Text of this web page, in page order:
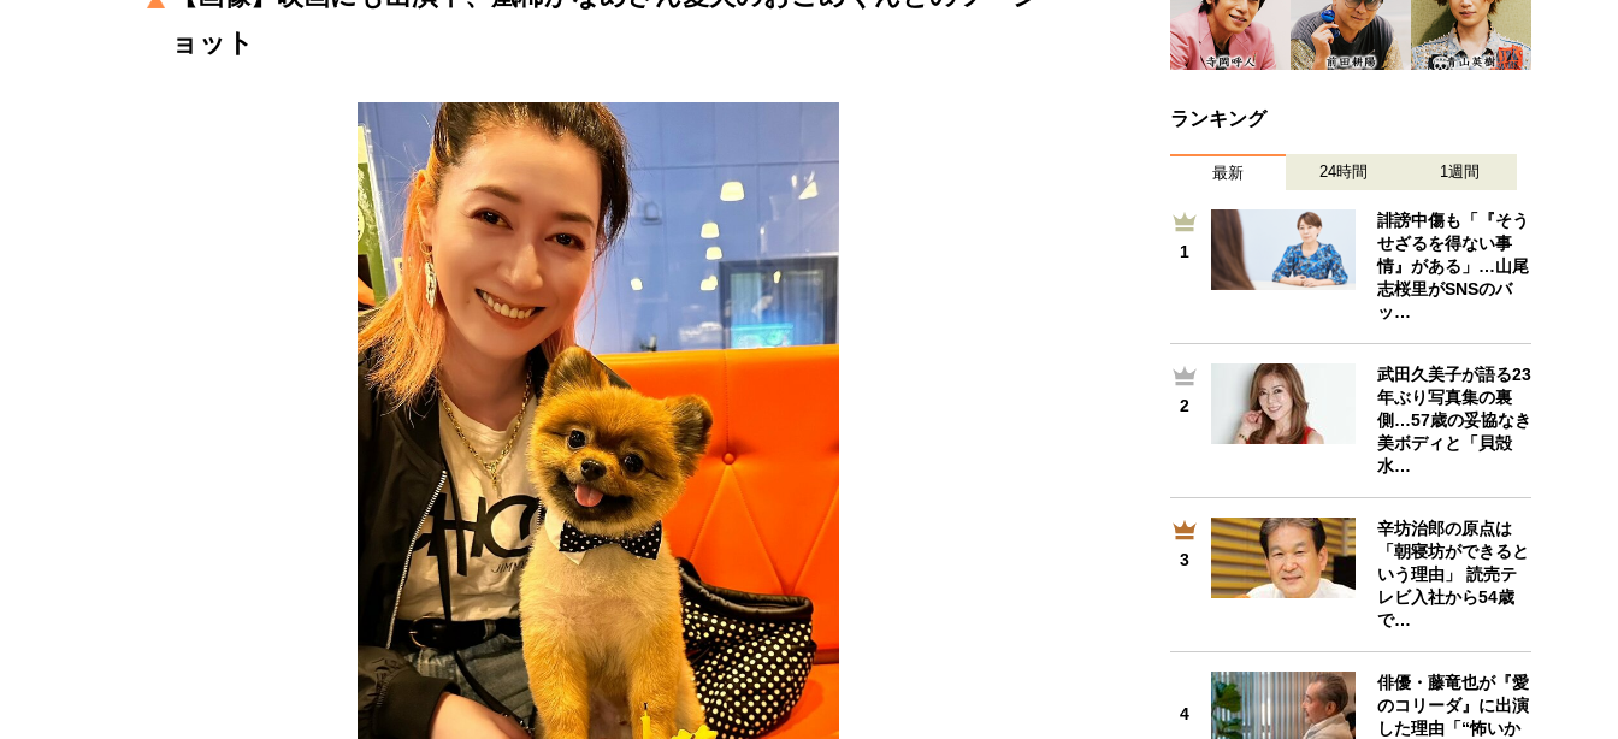
親になるということ
一生モノの愛用品
社会・カルチャー・マネー 地域とつながる/お金との付き合い方
ョット
ランキング
最新 24時間 1週間
1
誹謗中傷も「『そう
せざるを得ない事
情』がある」…山尾
志桜里がSNSのバ
ッ…
2
武田久美子が語る23
年ぶり写真集の裏
側…57歳の妥協なき
美ボディと「貝殻
水…
3
辛坊治郎の原点は
「朝寝坊ができると
いう理由」 読売テ
レビ入社から54歳
で…
4
俳優・藤竜也が『愛
のコリーダ』に出演
した理由「“怖いか